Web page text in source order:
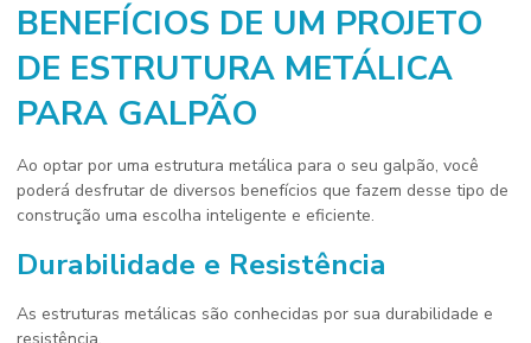
BENEFÍCIOS DE UM PROJETO
DE ESTRUTURA METÁLICA
PARA GALPÃO
Ao optar por uma estrutura metálica para o seu galpão, você
poderá desfrutar de diversos benefícios que fazem desse tipo de
construção uma escolha inteligente e eficiente.
Durabilidade e Resistência
As estruturas metálicas são conhecidas por sua durabilidade e